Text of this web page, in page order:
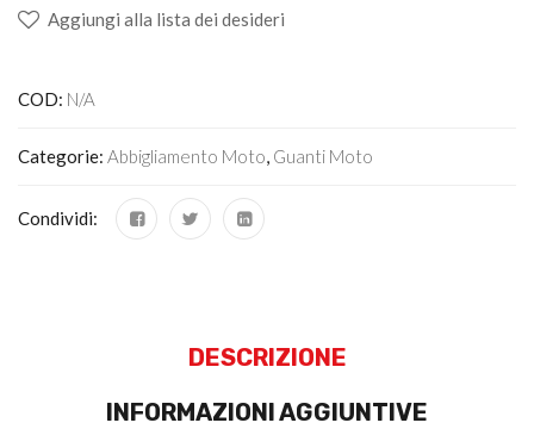
Aggiungi alla lista dei desideri
COD: N/A
Categorie: Abbigliamento Moto, Guanti Moto
Condividi:
DESCRIZIONE
INFORMAZIONI AGGIUNTIVE